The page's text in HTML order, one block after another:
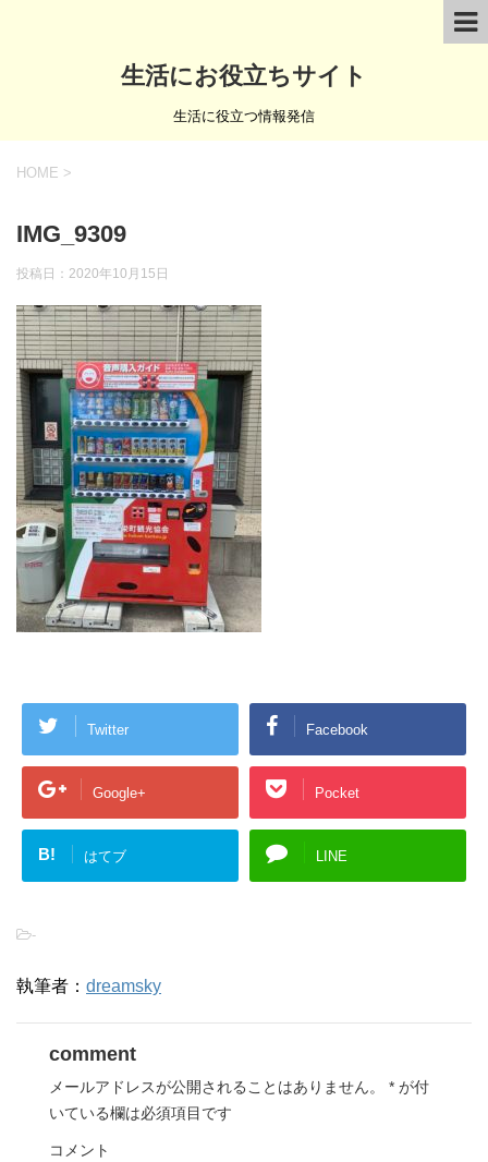
生活にお役立ちサイト
生活に役立つ情報発信
HOME >
IMG_9309
投稿日： 2020年10月15日
Twitter Facebook
Google+ Pocket
B! はてブ LINE
-
執筆者： dreamsky
comment
メールアドレスが公開されることはありません。 * が付
いている欄は必須項目です
コメント